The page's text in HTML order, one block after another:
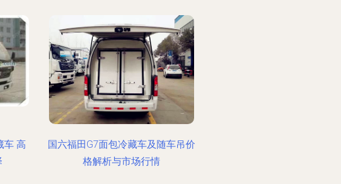
车 高
国六福田G7面包冷藏车及随车吊价
格解析与市场行情